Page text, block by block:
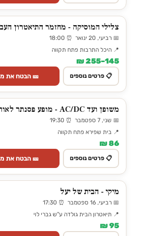
צלילי המוסיקה - מחזמר התיאטרון
📅 רביעי, 20 ינואר ⏰ 18:00
📍 היכל התרבות פתח תקווה
145–255 ₪
📋 פרטים נוספים 🎫 הבטח את
משופן ועד AC/DC - מופע פסנתר לאור נרות
📅 שני, 7 ספטמבר ⏰ 19:30
📍 בית שפירא פתח תקווה
86 ₪
📋 פרטים נוספים 🎫 הבטח את
מיקי - הבית של יעל
📅 רביעי, 16 ספטמבר ⏰ 17:30
📍 תיאטרון הבית גולדה ע"ש גברי לוי
95 ₪